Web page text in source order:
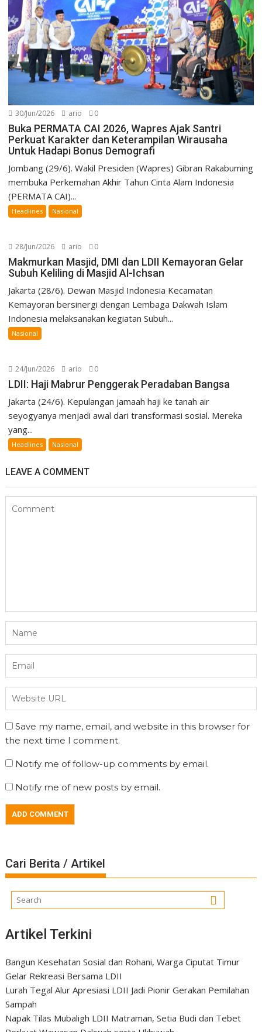
30/Jun/2026 ario 0
Buka PERMATA CAI 2026, Wapres Ajak Santri
Perkuat Karakter dan Keterampilan Wirausaha
Untuk Hadapi Bonus Demografi
Jombang (29/6). Wakil Presiden (Wapres) Gibran Rakabuming
membuka Perkemahan Akhir Tahun Cinta Alam Indonesia
(PERMATA CAI)...
Headlines Nasional
28/Jun/2026 ario 0
Makmurkan Masjid, DMI dan LDII Kemayoran Gelar
Subuh Keliling di Masjid Al-Ichsan
Jakarta (28/6). Dewan Masjid Indonesia Kecamatan
Kemayoran bersinergi dengan Lembaga Dakwah Islam
Indonesia melaksanakan kegiatan Subuh...
Nasional
24/Jun/2026 ario 0
LDII: Haji Mabrur Penggerak Peradaban Bangsa
Jakarta (24/6). Kepulangan jamaah haji ke tanah air
seyogyanya menjadi awal dari transformasi sosial. Mereka
yang...
Headlines Nasional
LEAVE A COMMENT
Save my name, email, and website in this browser for
the next time I comment.
Notify me of follow-up comments by email.
Notify me of new posts by email.
Cari Berita / Artikel
Artikel Terkini
Bangun Kesehatan Sosial dan Rohani, Warga Ciputat Timur
Gelar Rekreasi Bersama LDII
Lurah Tegal Alur Apresiasi LDII Jadi Pionir Gerakan Pemilahan
Sampah
Napak Tilas Mubaligh LDII Matraman, Setia Budi dan Tebet